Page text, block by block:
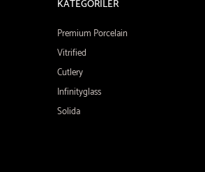
KATEGORİLER
Premium Porcelain
Vitrified
Cutlery
Infinityglass
Solida